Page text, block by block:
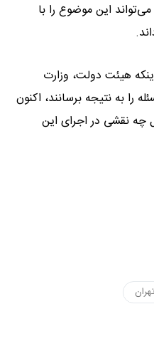
این موضوع را با
هیئت دولت، وزارت
را به نتیجه برسانند، اکنون
چه نقشی در اجرای این